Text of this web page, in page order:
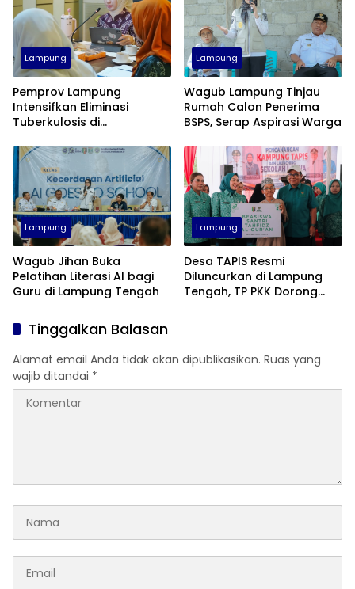
Lampung
Pemprov Lampung
Intensifkan Eliminasi
Tuberkulosis di
2030
Lampung
Wagub Lampung Tinjau
Rumah Calon Penerima
BSPS, Serap Aspirasi Warga
Lampung
Wagub Jihan Buka
Pelatihan Literasi AI bagi
Guru di Lampung Tengah
Lampung
Desa TAPIS Resmi
Diluncurkan di Lampung
Tengah, TP PKK Dorong
Tinggalkan Balasan
Alamat email Anda tidak akan dipublikasikan. Ruas yang
wajib ditandai *